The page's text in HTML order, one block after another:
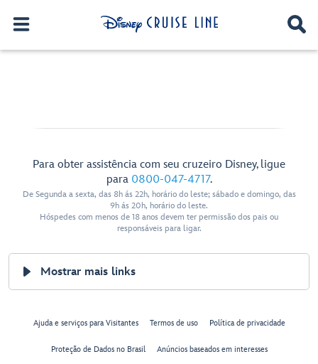
Para obter assistência com seu cruzeiro Disney, ligue
para 0800-047-4717.
De Segunda a sexta, das 8h ás 22h, horário do leste; sábado e domingo, das
9h ás 20h, horário do leste.
Hóspedes com menos de 18 anos devem ter permissão dos pais ou
responsáveis para ligar.
Mostrar mais links
Ajuda e serviços para Visitantes Termos de uso Política de privacidade
Proteção de Dados no Brasil Anúncios baseados em interesses